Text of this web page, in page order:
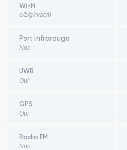
Wi-Fi
a/b/g/n/ac/6
Port infrarouge
Non
UWB
Oui
GPS
Oui
Radio FM
Non